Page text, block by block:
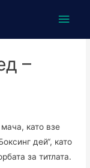
Main
–
като взе
дей“, като
за титлата.